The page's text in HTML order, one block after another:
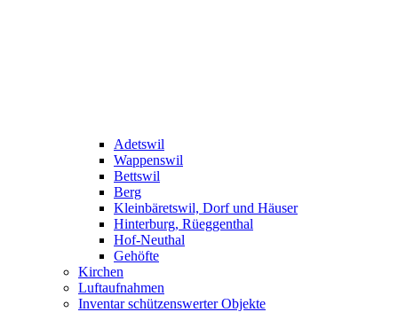
Adetswil
Wappenswil
Bettswil
Berg
Kleinbäretswil, Dorf und Häuser
Hinterburg, Rüeggenthal
Hof-Neuthal
Gehöfte
Kirchen
Luftaufnahmen
Inventar schützenswerter Objekte